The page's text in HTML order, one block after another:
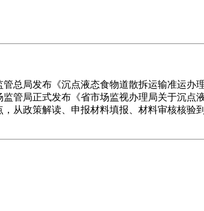
局发布《沉点液态食物道散拆运输准运办
管局正式发布《省市场监视办理局关于沉点
从政策解读、申报材料填报、材料审核核验